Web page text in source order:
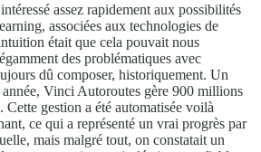
assez rapidement aux possibilités
associées aux technologies de
était que cela pouvait nous
des problématiques avec
dû composer, historiquement. Un
Vinci Autoroutes gère 900 millions
Cette gestion a été automatisée voilà
ce qui a représenté un vrai progrès par
mais malgré tout, on constatait un